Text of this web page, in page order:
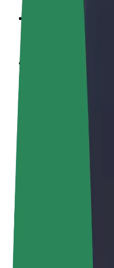
Repartí comida y
Llegá a más clientes
Registrarse como
Añadí tu flota a Bolt
Productos y servicios